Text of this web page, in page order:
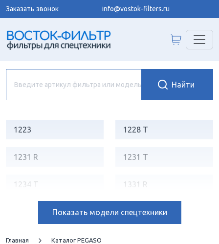
Заказать звонок info@vostok-filters.ru
1223 1228 T
1231 R 1231 T
1234 T 1331 R
2331
2331 R
Показатьмодели спецтехники
Главная Каталог PEGASO